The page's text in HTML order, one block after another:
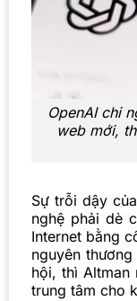
OpenAI chi
web mới,
Sự trỗi dậy
nghệ phải dè
Internet bằng
nguyên
hội, thì Altman
trung tâm cho